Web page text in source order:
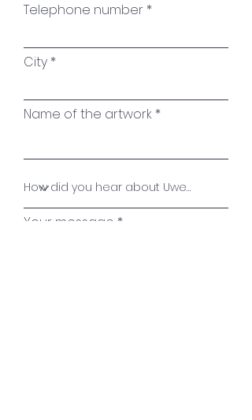
Telephone number
City
Name of the artwork
Your message